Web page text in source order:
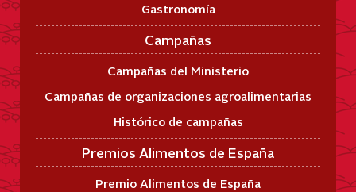
Gastronomía
Campañas
Campañas del Ministerio
Campañas de organizaciones agroalimentarias
Histórico de campañas
Premios Alimentos de España
Premio Alimentos de España